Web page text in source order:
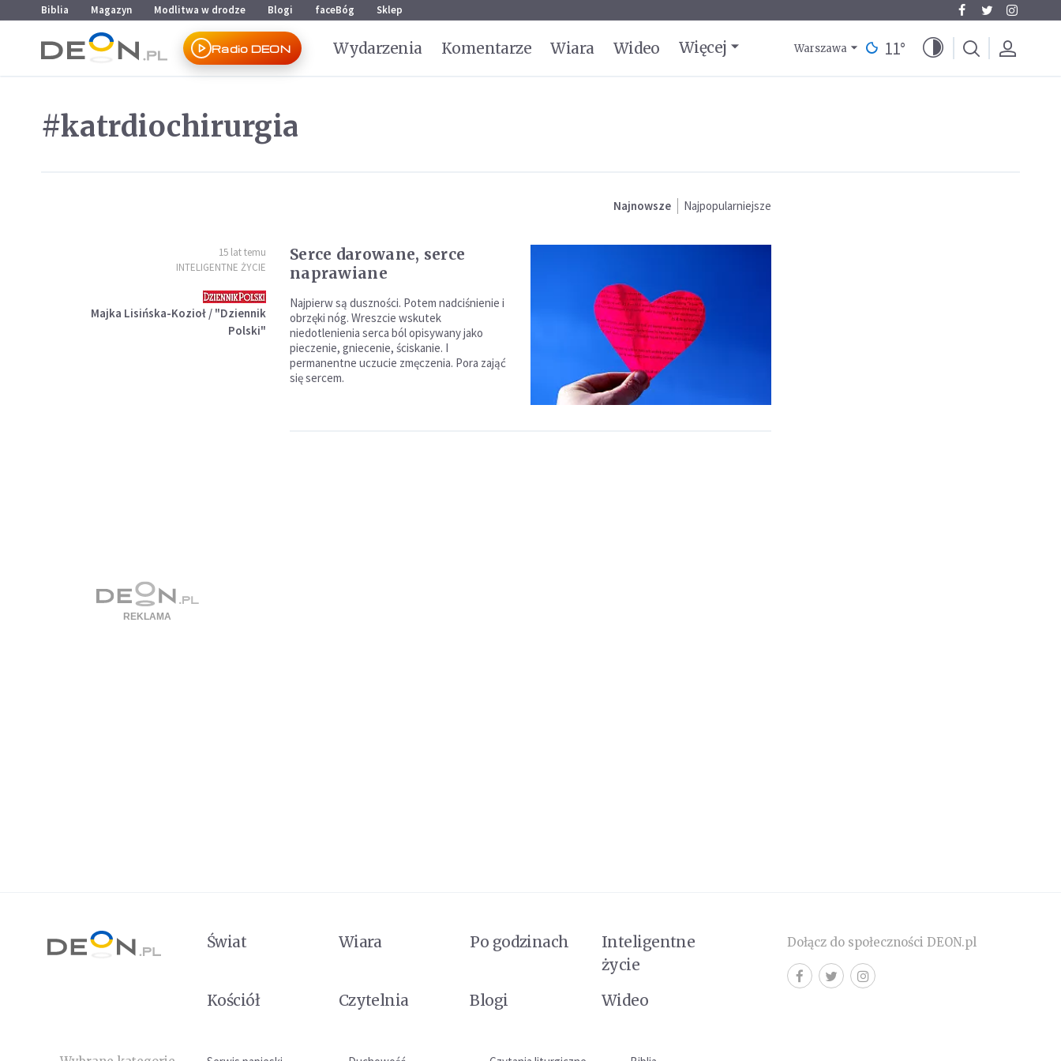
Przejdź do menu głównego
Przejdź do treści
Biblia Magazyn Modlitwa w drodze Blogi faceBóg Sklep
Radio DEON Wydarzenia Komentarze Wiara Wideo Więcej Warszawa 11°
#katrdiochirurgia
Najnowsze Najpopularniejsze
15 lat temu
INTELIGENTNE ŻYCIE
Majka Lisińska-Kozioł / "Dziennik
Polski"
Serce darowane, serce
naprawiane
Najpierw są duszności. Potem nadciśnienie i
obrzęki nóg. Wreszcie wskutek
niedotlenienia serca ból opisywany jako
pieczenie, gniecenie, ściskanie. I
permanentne uczucie zmęczenia. Pora zająć
się sercem.
Świat Wiara Po godzinach
Inteligentne
życie
Kościół
Czytelnia Blogi Wideo
Dołącz do społeczności DEON.pl